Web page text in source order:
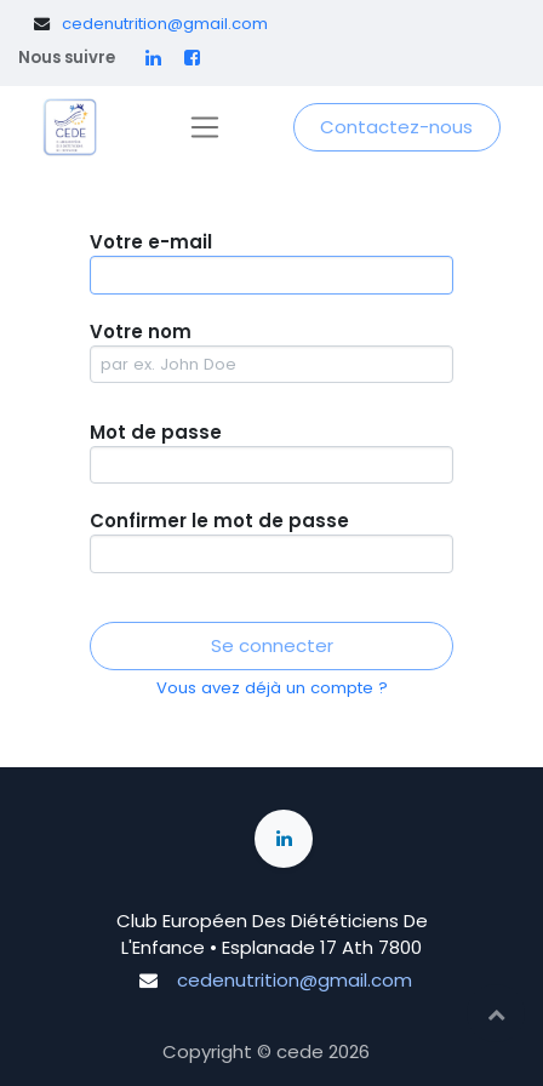
cedenutrition@gmail.com
Nous suivre
Contactez-nous
Votre e-mail
Votre nom
Mot de passe
Confirmer le mot de passe
Se connecter
Vous avez déjà un compte ?
Club Européen Des Diététiciens De
L'Enfance • Esplanade 17 Ath 7800
cedenutrition@gmail.com
Copyright © cede 2026